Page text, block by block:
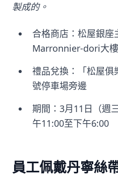
製成的。
合格商店：松屋銀座
Marronnier-dori大樓
禮品兌換：「松屋俱
號停車場旁邊
期間：3月11日（週
午11:00至下午6:00
員工佩戴丹寧絲